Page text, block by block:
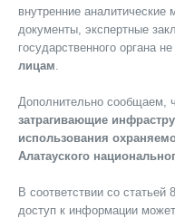
внутренние
документы, экспертные
государственного органа не
лицам.
Дополнительно сообщаем,
затрагивающие
использования
Алатауского
В соответствии со
доступ к информации